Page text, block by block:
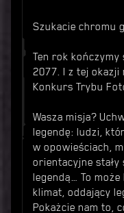
Szukacie chromu
Ten rok
2077. I z tej okazji
Konkurs Trybu
Wasza misja?
legendę: ludzi,
w opowieściach,
orientacyjne stały
legendą… To
klimat, oddający
Pokażcie nam to,